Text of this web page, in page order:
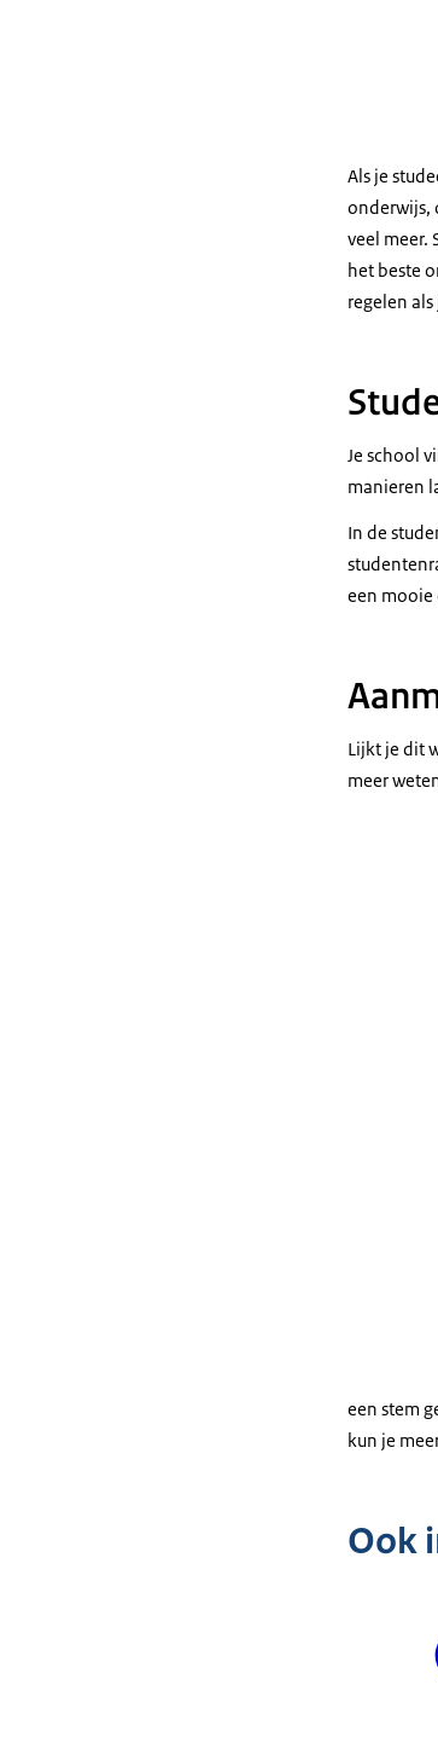
Als je
onderwijs,
veel meer.
het beste
regelen
Je school
manieren
In de
een mooie
Lijkt je dit
meer
een stem
kun je
Ook